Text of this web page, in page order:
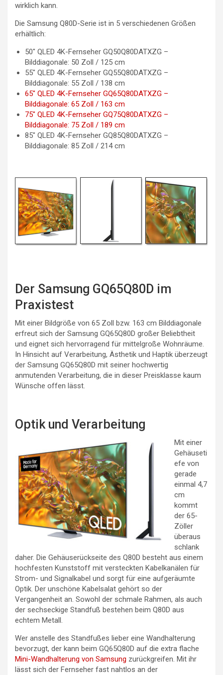
wirklich kann.
Die Samsung Q80D-Serie ist in 5 verschiedenen Größen
erhältlich:
50″ QLED 4K-Fernseher GQ50Q80DATXZG –
Bilddiagonale: 50 Zoll / 125 cm
55″ QLED 4K-Fernseher GQ55Q80DATXZG –
Bilddiagonale: 55 Zoll / 138 cm
65″ QLED 4K-Fernseher GQ65Q80DATXZG –
Bilddiagonale: 65 Zoll / 163 cm
75″ QLED 4K-Fernseher GQ75Q80DATXZG –
Bilddiagonale: 75 Zoll / 189 cm
85″ QLED 4K-Fernseher GQ85Q80DATXZG –
Bilddiagonale: 85 Zoll / 214 cm
Der Samsung GQ65Q80D im
Praxistest
Mit einer Bildgröße von 65 Zoll bzw. 163 cm Bilddiagonale
erfreut sich der Samsung GQ65Q80D großer Beliebtheit
und eignet sich hervorragend für mittelgroße Wohnräume.
In Hinsicht auf Verarbeitung, Ästhetik und Haptik überzeugt
der Samsung GQ65Q80D mit seiner hochwertig
anmutenden Verarbeitung, die in dieser Preisklasse kaum
Wünsche offen lässt.
Optik und Verarbeitung
Mit einer
Gehäuseti
efe von
gerade
einmal 4,7
cm
kommt
der 65-
Zöller
überaus
schlank
daher. Die Gehäuserückseite des Q80D besteht aus einem
hochfesten Kunststoff mit versteckten Kabelkanälen für
Strom- und Signalkabel und sorgt für eine aufgeräumte
Optik. Der unschöne Kabelsalat gehört so der
Vergangenheit an. Sowohl der schmale Rahmen, als auch
der sechseckige Standfuß bestehen beim Q80D aus
echtem Metall.
Wer anstelle des Standfußes lieber eine Wandhalterung
bevorzugt, der kann beim GQ65Q80D auf die extra flache
Mini-Wandhalterung von Samsung zurückgreifen. Mit ihr
lässt sich der Fernseher fast nahtlos an der